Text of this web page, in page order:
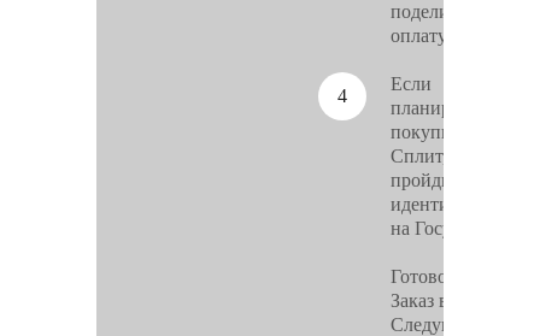
поделите
оплату
Если
планируете
покупку в супер
Сплит,
пройдите
идентификацию
на Госуслугах
Готово!
Заказ ваш.
Следующий